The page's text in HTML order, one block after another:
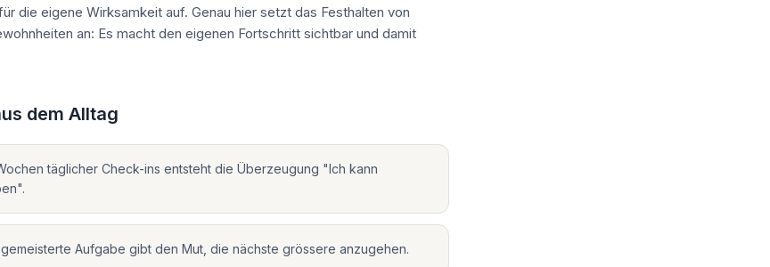
die eigene Wirksamkeit auf. Genau hier setzt das Festhalten von
an: Es macht den eigenen Fortschritt sichtbar und damit
dem Alltag
täglicher Check-ins entsteht die Überzeugung "Ich kann
Aufgabe gibt den Mut, die nächste grössere anzugehen.